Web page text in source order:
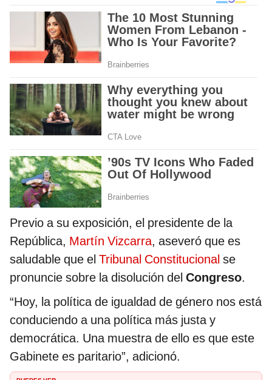
Previo a su exposición, el presidente de la
República, Martín Vizcarra, aseveró que es
saludable que el Tribunal Constitucional se
pronuncie sobre la disolución del Congreso.
“Hoy, la política de igualdad de género nos está
conduciendo a una política más justa y
democrática. Una muestra de ello es que este
Gabinete es paritario”, adicionó.